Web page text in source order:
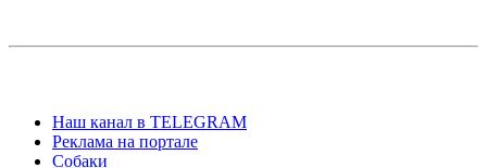
Наш канал в TELEGRAM
Реклама на портале
Собаки